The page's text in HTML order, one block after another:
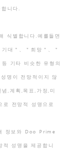
합니다.
식별합니다.예를들면
대＂、＂희망＂、＂
등 기타 비슷한 유형의
명이 전망적이지 않
,계획,목표,가정,미
전망적 성명으로
정보와 Doo Prime
성명을 제공합니